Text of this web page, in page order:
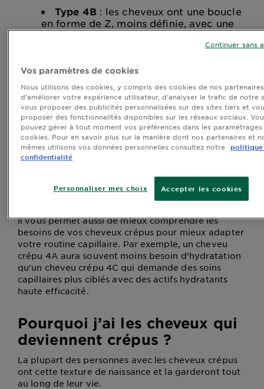
Type 4B : les cheveux ont une boucle
en forme de Z, moins définie, avec une
texture plus cotonneuse. Plus fragiles, ils
sont sensibles au “shrinkage”, c’est-à-
contact de l’eau.
Type 4C: les cheveux sont très
crépus, sans boucles définies, avec une
texture très dense et parfois sèche au
toucher. C’est le type de cheveu crépu le
plus fragile.
Le système d’André Walker est aujourd’hui
de concevoir des gammes capillaires adaptées aux
différents types de cheveux texturés.
Il vous permet aussi de mieux comprendre les
besoins de vos cheveux crépus pour mieux adapter
votre routine capillaire. Par exemple, un cheveu
crépu 4A aura souvent moins besoin d’hydratation
qu’un cheveu crépu 4C qui demande des soins
capillaires plus ciblés avec des actifs hydratants
haute efficacité.
Pourquoi j’ai les cheveux qui
deviennent crépus ?
La plupart des personnes avec les cheveux crépus
ont cette texture de naissance et la garderont tout
au long de leur vie.
Vos paramètres de cookies
Nous utilisons des cookies, y compris des cookies de nos
d’améliorer votre expérience utilisateur, d’analyser le trafic de notre
vous proposer des publicités personnalisées sur des sites tiers et
proposer des fonctionnalités disponibles sur les réseaux sociaux.
pouvez gérer à tout moment vos préférences dans les paramétrages
cookies. Pour en savoir plus sur la manière dont nos partenaires et
mêmes utilisons vos données personnelles consultez notre
politique
confidentialité
Accepter les cookies
Personnaliser mes choix
Continuer sans